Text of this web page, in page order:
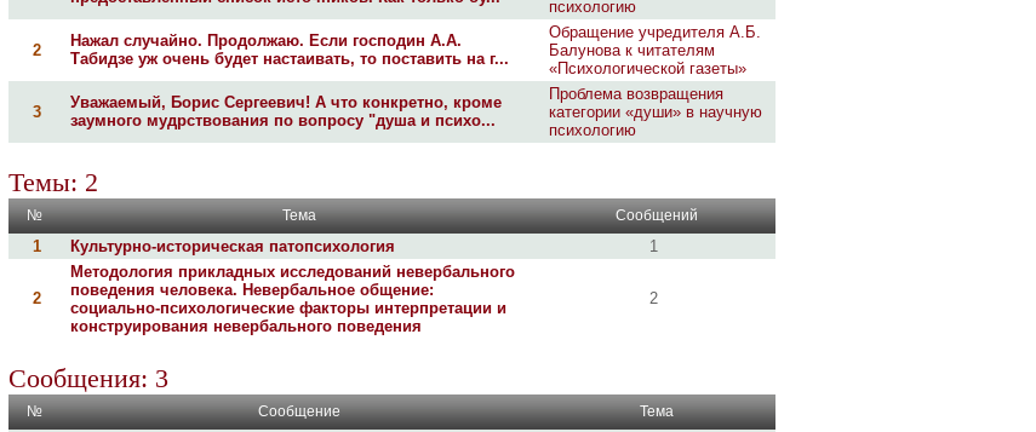
психологию
2
Нажал случайно. Продолжаю. Если господин А.А.
Табидзе уж очень будет настаивать, то поставить на г...
Обращение учредителя А.Б.
Балунова к читателям
«Психологической газеты»
3
Уважаемый, Борис Сергеевич! А что конкретно, кроме
заумного мудрствования по вопросу "душа и психо...
Проблема возвращения
категории «души» в научную
психологию
Темы: 2
№ Тема Сообщений
1 Культурно-историческая патопсихология 1
2
Методология прикладных исследований невербального
поведения человека. Невербальное общение:
социально-психологические факторы интерпретации и
конструирования невербального поведения
2
Сообщения: 3
№ Сообщение Тема